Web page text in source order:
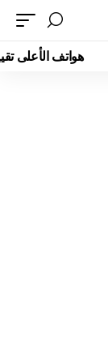
هواتف الأعلى